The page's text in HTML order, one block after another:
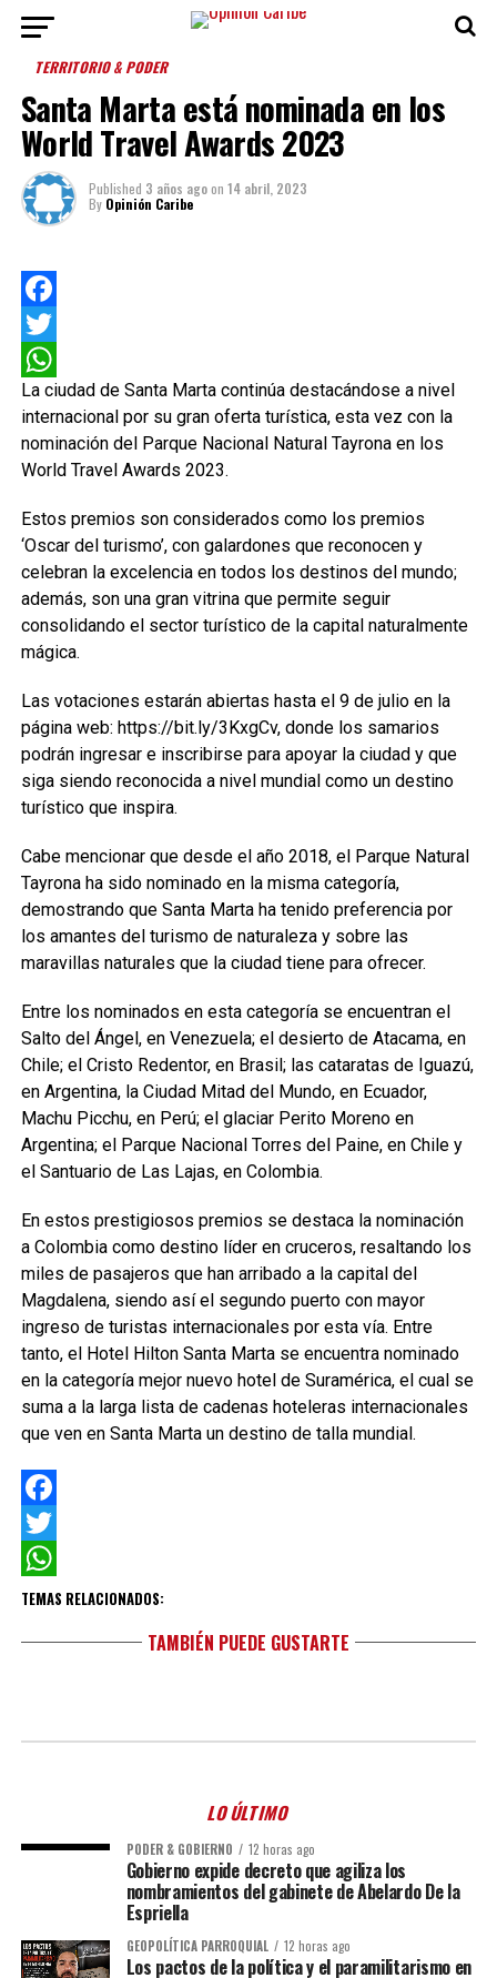
TERRITORIO & PODER
Santa Marta está nominada en los
World Travel Awards 2023
Published 3 años agoon 14 abril, 2023
By Opinión Caribe
Facebook
Twitter
WhatsApp
La ciudad de Santa Marta continúa destacándose a nivel
internacional por su gran oferta turística, esta vez con la
nominación del Parque Nacional Natural Tayrona en los
World Travel Awards 2023.
Estos premios son considerados como los premios
‘Oscar del turismo’, con galardones que reconocen y
celebran la excelencia en todos los destinos del mundo;
además, son una gran vitrina que permite seguir
consolidando el sector turístico de la capital naturalmente
mágica.
Las votaciones estarán abiertas hasta el 9 de julio en la
página web: https://bit.ly/3KxgCv, donde los samarios
podrán ingresar e inscribirse para apoyar la ciudad y que
siga siendo reconocida a nivel mundial como un destino
turístico que inspira.
Cabe mencionar que desde el año 2018, el Parque Natural
Tayrona ha sido nominado en la misma categoría,
demostrando que Santa Marta ha tenido preferencia por
los amantes del turismo de naturaleza y sobre las
maravillas naturales que la ciudad tiene para ofrecer.
Entre los nominados en esta categoría se encuentran el
Salto del Ángel, en Venezuela; el desierto de Atacama, en
Chile; el Cristo Redentor, en Brasil; las cataratas de Iguazú,
en Argentina, la Ciudad Mitad del Mundo, en Ecuador,
Machu Picchu, en Perú; el glaciar Perito Moreno en
Argentina; el Parque Nacional Torres del Paine, en Chile y
el Santuario de Las Lajas, en Colombia.
En estos prestigiosos premios se destaca la nominación
a Colombia como destino líder en cruceros, resaltando los
miles de pasajeros que han arribado a la capital del
Magdalena, siendo así el segundo puerto con mayor
ingreso de turistas internacionales por esta vía. Entre
tanto, el Hotel Hilton Santa Marta se encuentra nominado
en la categoría mejor nuevo hotel de Suramérica, el cual se
suma a la larga lista de cadenas hoteleras internacionales
que ven en Santa Marta un destino de talla mundial.
Facebook
Twitter
WhatsApp
TEMAS RELACIONADOS:
TAMBIÉN PUEDE GUSTARTE
LO ÚLTIMO
PODER & GOBIERNO 12 horas ago
Gobierno expide decreto que agiliza los
nombramientos del gabinete de Abelardo De la
Espriella
GEOPOLÍTICA PARROQUIAL 12 horas ago
Los pactos de la política y el paramilitarismo en